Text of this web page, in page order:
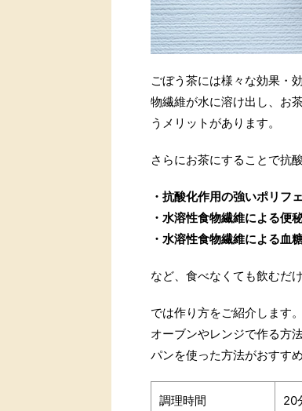
ごぼう茶には様々な効果・
物繊維が水に溶け出し、お
うメリットがあります。
さらにお茶にすることで抗
・抗酸化作用の強いポリフ
・水溶性食物繊維による便
・水溶性食物繊維による血
など、食べなくても飲むだ
では作り方をご紹介します。
オーブンやレンジで作る方
パンを使った方法がおすすめ
調理時間 20